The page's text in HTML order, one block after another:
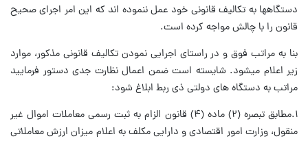
دستگاهها به تکالیف قانونی خود عمل ننموده اند که این امر اجرای صحیح
قانون را با چالش مواجه کرده است.
بنا به مراتب فوق و در راستای اجرایی نمودن تکالیف قانونی مذکور، موارد
زیر اعلام میشود. شایسته است ضمن اعمال نظارت جدی دستور فرمایید
مراتب به دستگاه های دولتی ذی ربط ابلاغ شود:
۱.مطابق تبصره (۲) ماده (۴) قانون الزام به ثبت رسمی معاملات اموال غیر
منقول، وزارت امور اقتصادی و دارایی مکلف به اعلام میزان ارزش معاملاتی